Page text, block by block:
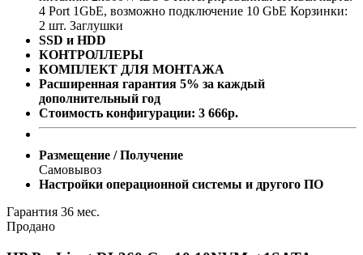
4 Port 1GbE, возможно подключение 10 GbE Корзинки:
2 шт. Заглушки
SSD и HDD
КОНТРОЛЛЕРЫ
КОМПЛЕКТ ДЛЯ МОНТАЖА
Расширенная гарантия 5% за каждый
дополнительный год
Стоимость конфигурации: 3 666р.
Размещение / Получение
Самовывоз
Настройки операционной системы и другого ПО
Гарантия 36 мес.
Продано